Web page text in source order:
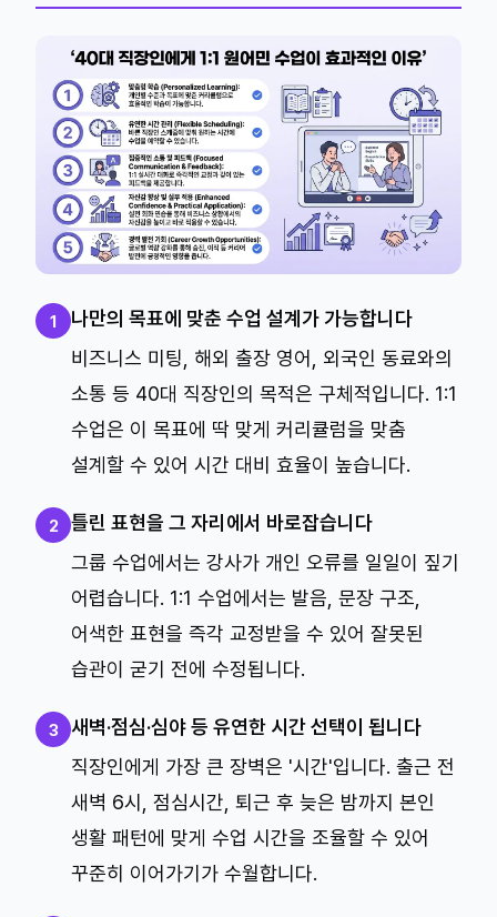
1
나만의 목표에 맞춘 수업 설계가 가능합니다
비즈니스 미팅, 해외 출장 영어, 외국인 동료와의
소통 등 40대 직장인의 목적은 구체적입니다. 1:1
수업은 이 목표에 딱 맞게 커리큘럼을 맞춤
설계할 수 있어 시간 대비 효율이 높습니다.
2
틀린 표현을 그 자리에서 바로잡습니다
그룹 수업에서는 강사가 개인 오류를 일일이 짚기
어렵습니다. 1:1 수업에서는 발음, 문장 구조,
어색한 표현을 즉각 교정받을 수 있어 잘못된
습관이 굳기 전에 수정됩니다.
3
새벽·점심·심야 등 유연한 시간 선택이 됩니다
직장인에게 가장 큰 장벽은 '시간'입니다. 출근 전
새벽 6시, 점심시간, 퇴근 후 늦은 밤까지 본인
생활 패턴에 맞게 수업 시간을 조율할 수 있어
꾸준히 이어가기가 수월합니다.